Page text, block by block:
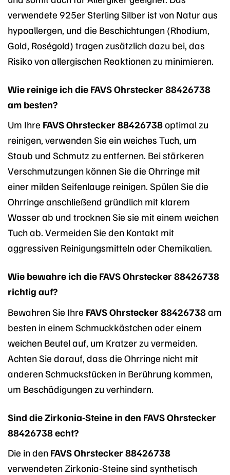
verwendete 925er Sterling Silber ist von Natur aus
hypoallergen, und die Beschichtungen (Rhodium,
Gold, Roségold) tragen zusätzlich dazu bei, das
Risiko von allergischen Reaktionen zu minimieren.
Wie reinige ich die FAVS Ohrstecker 88426738
am besten?
Um Ihre FAVS Ohrstecker 88426738optimal zu
reinigen, verwenden Sie ein weiches Tuch, um
Staub und Schmutz zu entfernen. Bei stärkeren
Verschmutzungen können Sie die Ohrringe mit
einer milden Seifenlauge reinigen. Spülen Sie die
Ohrringe anschließend gründlich mit klarem
Wasser ab und trocknen Sie sie mit einem weichen
Tuch ab. Vermeiden Sie den Kontakt mit
aggressiven Reinigungsmitteln oder Chemikalien.
Wie bewahre ich die FAVS Ohrstecker 88426738
richtig auf?
Bewahren Sie Ihre FAVS Ohrstecker 88426738am
besten in einem Schmuckkästchen oder einem
weichen Beutel auf, um Kratzer zu vermeiden.
Achten Sie darauf, dass die Ohrringe nicht mit
anderen Schmuckstücken in Berührung kommen,
um Beschädigungen zu verhindern.
Sind die Zirkonia-Steine in den FAVS Ohrstecker
88426738 echt?
Die in den FAVS Ohrstecker 88426738
verwendeten Zirkonia-Steine sind synthetisch